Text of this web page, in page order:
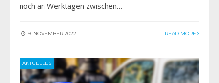
noch an Werktagen zwischen…
9. NOVEMBER 2022 READ MORE
AKTUELLES